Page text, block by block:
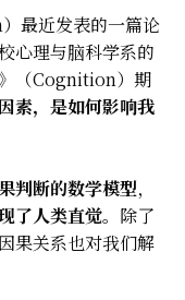
最近发表的一篇论
心理与脑科学系的
（Cognition）期
素，是如何影响我
判断的数学模型，
了人类直觉。除了
果关系也对我们解